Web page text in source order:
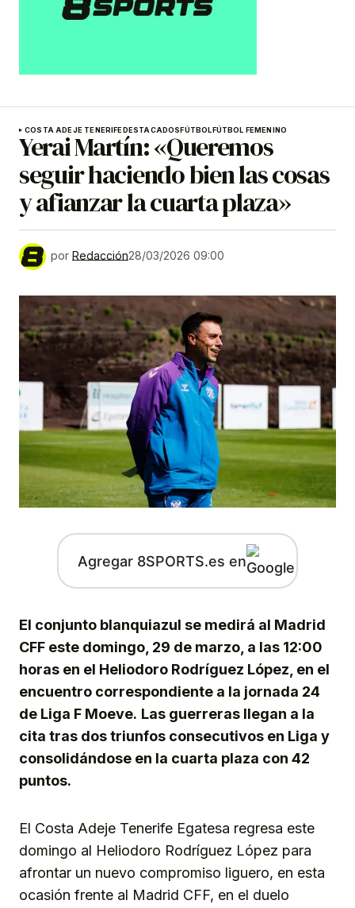
COSTA ADEJE TENERIFEDESTACADOSFÚTBOLFÚTBOL FEMENINO
Yerai Martín: «Queremos
seguir haciendo bien las cosas
y afianzar la cuarta plaza»
por Redacción28/03/2026 09:00
Agregar 8SPORTS.es en
El conjunto blanquiazul se medirá al Madrid
CFF este domingo, 29 de marzo, a las 12:00
horas en el Heliodoro Rodríguez López, en el
encuentro correspondiente a la jornada 24
de Liga F Moeve. Las guerreras llegan a la
cita tras dos triunfos consecutivos en Liga y
consolidándose en la cuarta plaza con 42
puntos.
El Costa Adeje Tenerife Egatesa regresa este
domingo al Heliodoro Rodríguez López para
afrontar un nuevo compromiso liguero, en esta
ocasión frente al Madrid CFF, en el duelo